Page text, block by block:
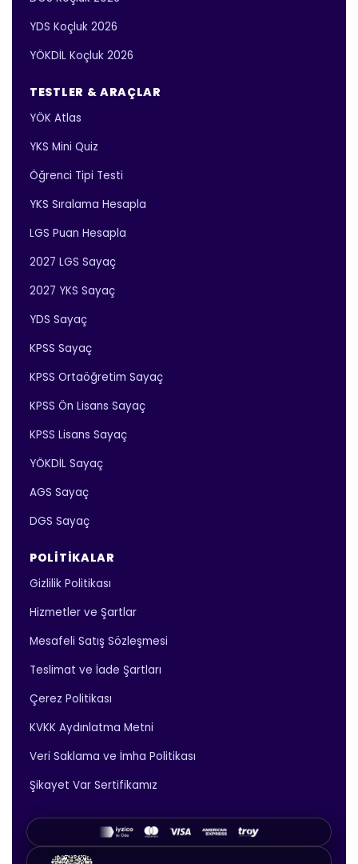
YDS Koçluk 2026
YÖKDİL Koçluk 2026
TESTLER & ARAÇLAR
YÖK Atlas
YKS Mini Quiz
Öğrenci Tipi Testi
YKS Sıralama Hesapla
LGS Puan Hesapla
2027 LGS Sayaç
2027 YKS Sayaç
YDS Sayaç
KPSS Sayaç
KPSS Ortaöğretim Sayaç
KPSS Ön Lisans Sayaç
KPSS Lisans Sayaç
YÖKDİL Sayaç
AGS Sayaç
DGS Sayaç
POLITIKALAR
Gizlilik Politikası
Hizmetler ve Şartlar
Mesafeli Satış Sözleşmesi
Teslimat ve İade Şartları
Çerez Politikası
KVKK Aydınlatma Metni
Veri Saklama ve İmha Politikası
Şikayet Var Sertifikamız